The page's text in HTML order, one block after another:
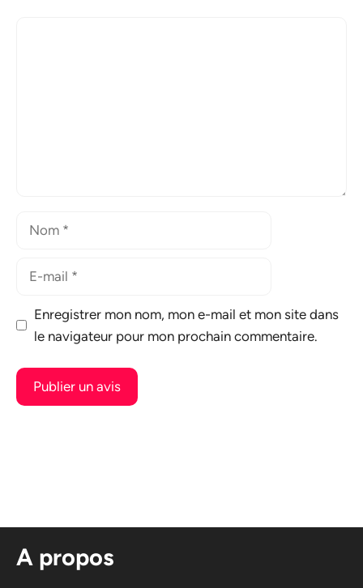
Enregistrer mon nom, mon e-mail et mon site dans
le navigateur pour mon prochain commentaire.
a
A propos